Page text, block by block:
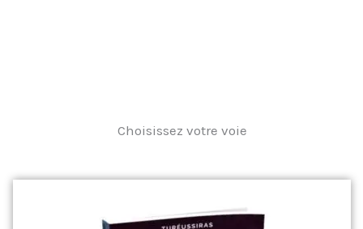
Choisissez votre voie